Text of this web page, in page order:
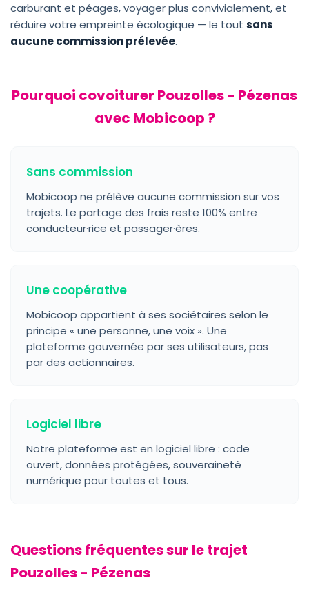
carburant et péages, voyager plus convivialement, et
réduire votre empreinte écologique — le tout sans
aucune commission prélevée.
Pourquoi covoiturer Pouzolles - Pézenas
avec Mobicoop ?
Sans commission
Mobicoop ne prélève aucune commission sur vos
trajets. Le partage des frais reste 100% entre
conducteur·rice et passager·ères.
Une coopérative
Mobicoop appartient à ses sociétaires selon le
principe « une personne, une voix ». Une
plateforme gouvernée par ses utilisateurs, pas
par des actionnaires.
Logiciel libre
Notre plateforme est en logiciel libre : code
ouvert, données protégées, souveraineté
numérique pour toutes et tous.
Questions fréquentes sur le trajet
Pouzolles - Pézenas